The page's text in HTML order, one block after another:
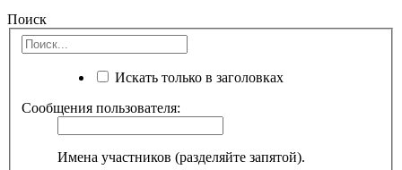
Поиск
Искать только в заголовках
Сообщения пользователя:
Имена участников (разделяйте запятой).